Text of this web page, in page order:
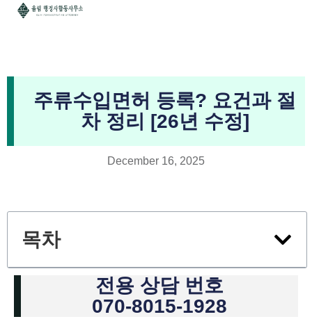
주류수입면허 등록? 요건과 절
차 정리 [26년 수정]
December 16, 2025
목차
전용 상담 번호
070-8015-1928